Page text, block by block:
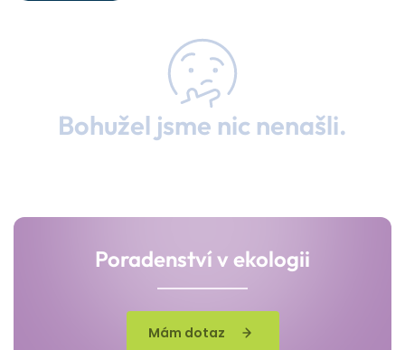
Bohužel jsme nic nenašli.
Poradenství v ekologii
Mám dotaz